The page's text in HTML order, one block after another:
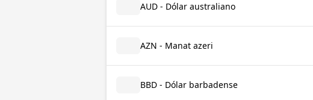
AUD - Dólar australiano
AZN - Manat azeri
BBD - Dólar barbadense